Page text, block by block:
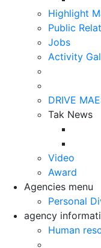
Highlight
Public
Jobs
Activity
DRIVE
Tak News
Video
Award
Agencies menu
Personal
agency
Human